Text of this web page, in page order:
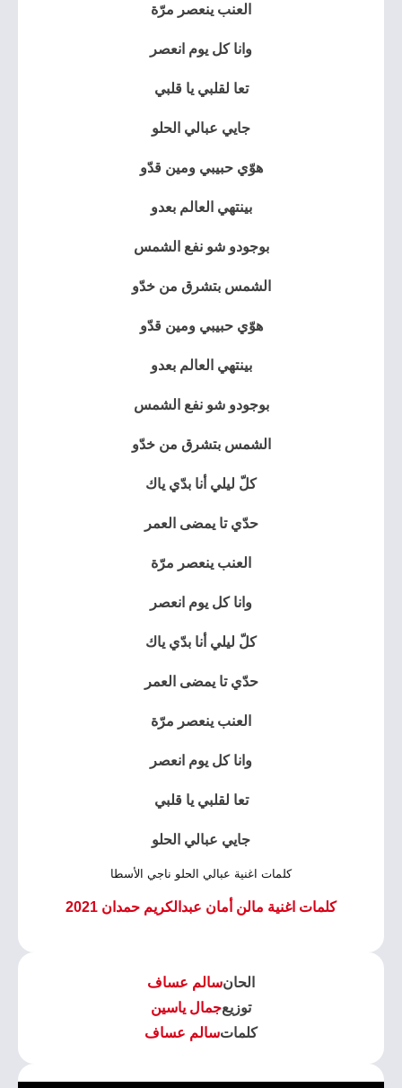
العنب ينعصر مرّة
وانا كل يوم انعصر
تعا لقلبي يا قلبي
جايي عبالي الحلو
هوّي حبيبي ومين قدّو
بينتهي العالم بعدو
بوجودو شو نفع الشمس
الشمس بتشرق من خدّو
هوّي حبيبي ومين قدّو
بينتهي العالم بعدو
بوجودو شو نفع الشمس
الشمس بتشرق من خدّو
كلّ ليلي أنا بدّي ياك
حدّي تا يمضى العمر
العنب ينعصر مرّة
وانا كل يوم انعصر
كلّ ليلي أنا بدّي ياك
حدّي تا يمضى العمر
العنب ينعصر مرّة
وانا كل يوم انعصر
تعا لقلبي يا قلبي
جايي عبالي الحلو
كلمات اغنية عبالي الحلو ناجي الأسطا
كلمات اغنية مالن أمان عبدالكريم حمدان 2021
الحانسالم عساف
توزيعجمال ياسين
كلماتسالم عساف